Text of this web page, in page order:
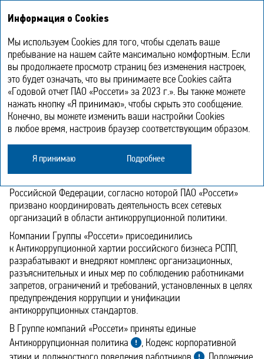
Соблюдение принципов этики
Антикоррупционная деятельность
Осознавая высокую степень ответственности
перед обществом, регуляторами и органами власти, Группа
компаний «Россети» реализует единые высокие требования
в области законодательства по противодействию коррупции.
Российской Федерации, согласно которой ПАО «Россети»
призвано координировать деятельность всех сетевых
организаций в области антикоррупционной политики.
Компании Группы «Россети» присоединились
к Антикоррупционной хартии российского бизнеса РСПП,
разрабатывают и внедряют комплекс организационных,
разъяснительных и иных мер по соблюдению работниками
запретов, ограничений и требований, установленных в целях
предупреждения коррупции и унификации
антикоррупционных стандартов.
В Группе компаний «Россети» приняты единые
Антикоррупционная политика
, Кодекс корпоративной
Информация о Cookies
Мы используем Cookies для того, чтобы сделать ваше
пребывание на нашем сайте максимально комфортным. Если
вы продолжаете просмотр страниц без изменения настроек,
это будет означать, что вы принимаете все Cookies сайта
«Годовой отчет ПАО «Россети» за 2023 г.». Вы также можете
нажать кнопку «Я принимаю», чтобы скрыть это сообщение.
Конечно, вы можете изменить ваши настройки Cookies
в любое время, настроив браузер соответствующим образом.
Я принимаю Подробнее